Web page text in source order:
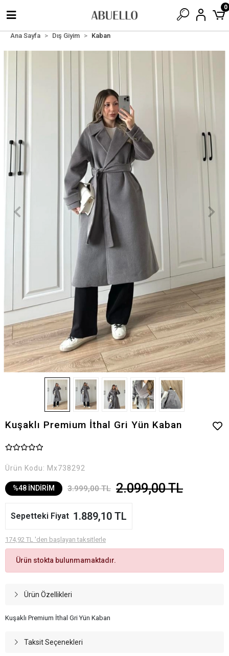
0
Ana Sayfa Dış Giyim Kaban
Kuşaklı Premium İthal Gri Yün Kaban
Ürün Kodu: Mx738292
%48 İNDİRİM 3.999,00 TL 2.099,00 TL
Sepetteki Fiyat 1.889,10 TL
174,92 TL 'den başlayan taksitlerle
Ürün stokta bulunmamaktadır.
Ürün Özellikleri
Kuşaklı Premium İthal Gri Yün Kaban
Taksit Seçenekleri